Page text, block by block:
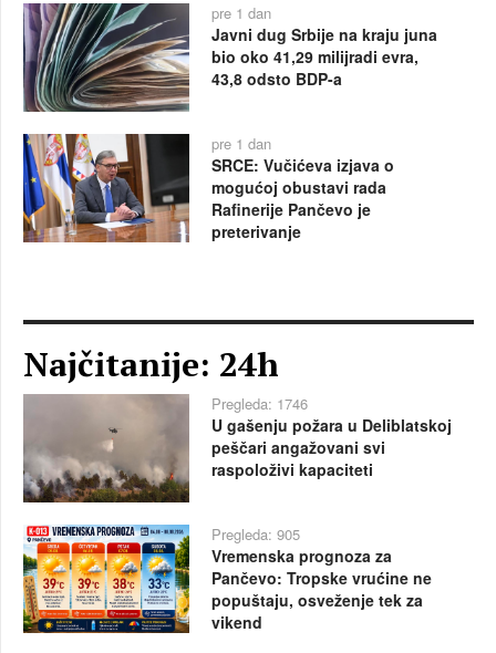
pre 1 dan
Javni dug Srbije na kraju juna
bio oko 41,29 milijradi evra,
43,8 odsto BDP-a
pre 1 dan
SRCE: Vučićeva izjava o
mogućoj obustavi rada
Rafinerije Pančevo je
preterivanje
Najčitanije: 24h
Pregleda: 1746
U gašenju požara u Deliblatskoj
peščari angažovani svi
raspoloživi kapaciteti
Pregleda: 905
Vremenska prognoza za
Pančevo: Tropske vrućine ne
popuštaju, osveženje tek za
vikend